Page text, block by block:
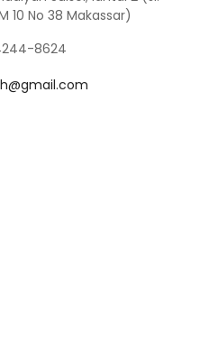
10 No 38 Makassar)
8624